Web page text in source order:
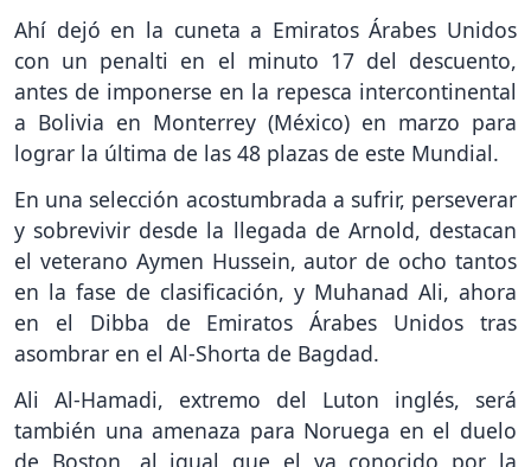
Ahí dejó en la cuneta a Emiratos Árabes Unidos
con un penalti en el minuto 17 del descuento,
antes de imponerse en la repesca intercontinental
a Bolivia en Monterrey (México) en marzo para
lograr la última de las 48 plazas de este Mundial.
En una selección acostumbrada a sufrir, perseverar
y sobrevivir desde la llegada de Arnold, destacan
el veterano Aymen Hussein, autor de ocho tantos
en la fase de clasificación, y Muhanad Ali, ahora
en el Dibba de Emiratos Árabes Unidos tras
asombrar en el Al-Shorta de Bagdad.
Ali Al-Hamadi, extremo del Luton inglés, será
también una amenaza para Noruega en el duelo
de Boston, al igual que el ya conocido por la